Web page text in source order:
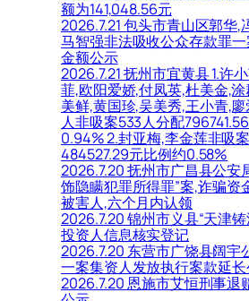
额为141,048.56元
2026.7.21 包头市青山区郭华,
马智强非法吸收公众存款罪
金额公示
2026.7.21 抚州市宜黄县 1.许
菲,欧阳爱娇,付凤英,杜美金,
美鲜,黄国珍,吴美秀,王小青,
人非吸案533人分配
0.94% 2.封亚梅,李金莲非吸
484527.29元比例约0.58%
2026.7.20 抚州市广昌县公安
饰隐瞒犯罪所得罪”案,诈骗资
被害人,六个月内认领
2026.7.20 锦州市义县“天津
投资人信息核实登记
2026.7.20 东营市广饶县阔宇
一案集资人发放执行案款延
2026.7.20 恩施市艾恒刑事退